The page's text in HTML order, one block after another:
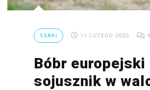
SSAKI 11 LUTEGO 2020 4
Bóbr
sojusznik w